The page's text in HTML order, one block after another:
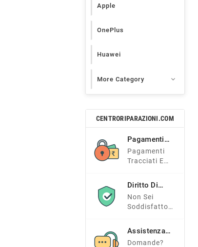
Apple
OnePlus
Huawei
More Category 
CENTRORIPARAZIONI.COM
Pagamenti
Sicuri
Pagamenti
Tracciati E
Diritto Di
Recesso
Non Sei
Soddisfatto?
Assistenza
Clienti
Domande?